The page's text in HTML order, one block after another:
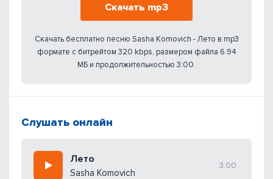
Скачать mp3
Скачать бесплатно песню Sasha Komovich - Лето в mp3
формате с битрейтом 320 kbps, размером файла 6.94
МБ и продолжительностью 3:00.
Слушать онлайн
Лето
Sasha Komovich
3:00